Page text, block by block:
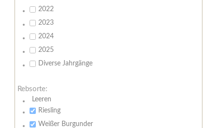
2022
2023
2024
2025
Diverse Jahrgänge
Rebsorte:
Leeren
Riesling
Weißer Burgunder